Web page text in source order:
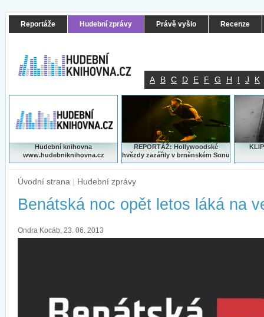
Reportáže Hudební zprávy Právě vyšlo Recenze
A B C D E F G H I J K
Hudební knihovna
www.hudebniknihovna.cz
REPORTÁŽ: Hollywoodské
hvězdy zazářily v brněnském Sonu
Úvodní strana | Hudební zprávy
Benátská noc opět letos láká na
Ondra Kocáb, 23. 06. 2013